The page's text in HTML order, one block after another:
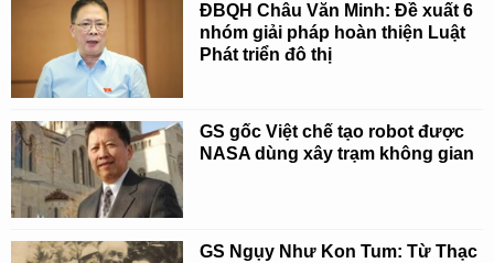
ĐBQH Châu Văn Minh: Đề xuất 6
nhóm giải pháp hoàn thiện Luật
Phát triển đô thị
GS gốc Việt chế tạo robot được
NASA dùng xây trạm không gian
GS Ngụy Như Kon Tum: Từ Thạc